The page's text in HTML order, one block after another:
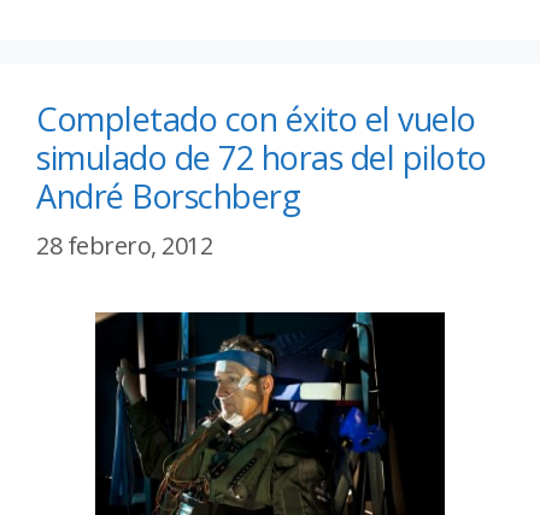
Completado con éxito el vuelo
simulado de 72 horas del piloto
André Borschberg
28 febrero, 2012